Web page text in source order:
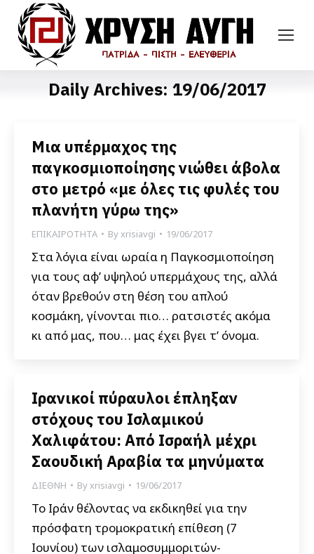
Daily Archives: 19/06/2017
Μια υπέρμαχος της
παγκοσμιοποίησης νιώθει άβολα
στο μετρό «με όλες τις φυλές του
πλανήτη γύρω της»
ΕΠΙΚΑΙΡΟΤΗΤΑ Byxrisiavgi 19/06/2017
Στα λόγια είναι ωραία η Παγκοσμιοποίηση
για τους αφ’ υψηλού υπερμάχους της, αλλά
όταν βρεθούν στη θέση του απλού
κοσμάκη, γίνονται πιο… ρατσιστές ακόμα
κι από μας, που… μας έχει βγει τ’ όνομα.
Ιρανικοί πύραυλοι έπληξαν
στόχους του Ισλαμικού
Χαλιφάτου: Από Ισραήλ μέχρι
Σαουδική Αραβία τα μηνύματα
ΔΙΕΘΝΗ Byxrisiavgi 19/06/2017
Το Ιράν θέλοντας να εκδικηθεί για την
πρόσφατη τρομοκρατική επίθεση (7
Ιουνίου) των ισλαμοσυμμοριτών-